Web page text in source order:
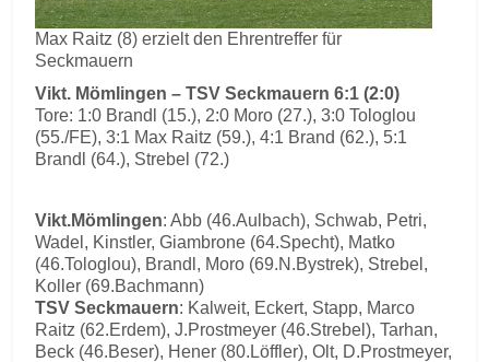
Max Raitz (8) erzielt den Ehrentreffer für
Seckmauern
Vikt. Mömlingen – TSV Seckmauern 6:1 (2:0)
Tore: 1:0 Brandl (15.), 2:0 Moro (27.), 3:0 Tologlou
(55./FE), 3:1 Max Raitz (59.), 4:1 Brand (62.), 5:1
Brandl (64.), Strebel (72.)
Vikt.Mömlingen: Abb (46.Aulbach), Schwab, Petri,
Wadel, Kinstler, Giambrone (64.Specht), Matko
(46.Tologlou), Brandl, Moro (69.N.Bystrek), Strebel,
Koller (69.Bachmann)
TSV Seckmauern: Kalweit, Eckert, Stapp, Marco
Raitz (62.Erdem), J.Prostmeyer (46.Strebel), Tarhan,
Beck (46.Beser), Hener (80.Löffler), Olt, D.Prostmeyer,